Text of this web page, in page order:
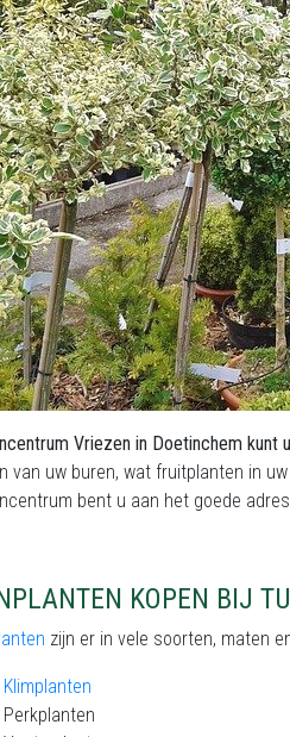
Vriezen in Doetinchem kunt
van uw buren, wat fruitplanten in
bent u aan het goede
KOPEN BIJ
zijn er in vele soorten, maten
Klimplanten
Perkplanten